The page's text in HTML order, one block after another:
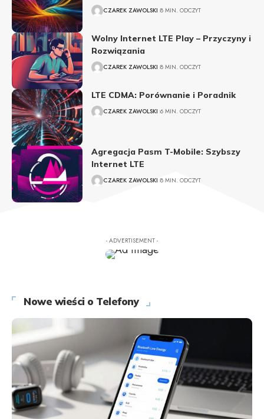
CZAREK ZAWOLSKI 8 MIN. ODCZYT
Wolny Internet LTE Play – Przyczyny i
Rozwiązania
CZAREK ZAWOLSKI 8 MIN. ODCZYT
LTE CDMA: Porównanie i Poradnik
CZAREK ZAWOLSKI 6 MIN. ODCZYT
Agregacja Pasm T-Mobile: Szybszy
Internet LTE
CZAREK ZAWOLSKI 8 MIN. ODCZYT
- ADVERTISEMENT -
Nowe wieści o Telefony